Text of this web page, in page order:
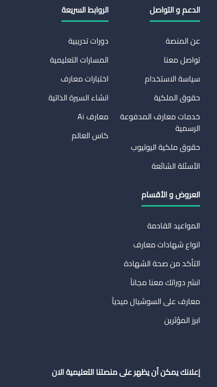
الدعم و التواصل
عن المنصة
تواصل معنا
سياسة الاستخدام
حقوق الملكية
خدمات معارف المدفوعة
الرسمية
حقوق ملكية اليوتيوب
الأسئلة الشائعة
الروابط السريعة
دورات تدريبية
المسارات التعليمية
اختبارات معارف
انشاء السيرة الذاتية
معارف Ai
كاس العالم
العروض و الأقسام
المواعيد القادمة
انواع شهادات معارف
التأكد من صحة الشهادة
انشر دوراتك معنا مجاناً
معارف على السوشيال ميدياً
ابرز المؤثرين
إعلانك يمكن أن يظهر على منصتنا التعليمية الان